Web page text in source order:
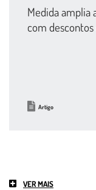
Medida amplia
com
Artigo
VER MAIS